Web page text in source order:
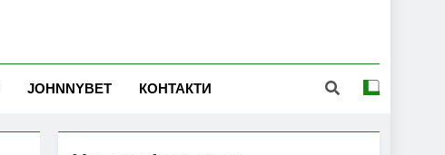
JOHNNYBET КОНТАКТИ